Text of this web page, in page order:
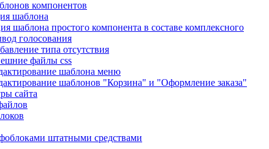
компонентов
шаблона
шаблона простого компонента в составе комплексного
голосования
типа отсутствия
файлы css
шаблона меню
шаблонов "Корзина" и "Оформление заказа"
сайта
штатными средствами